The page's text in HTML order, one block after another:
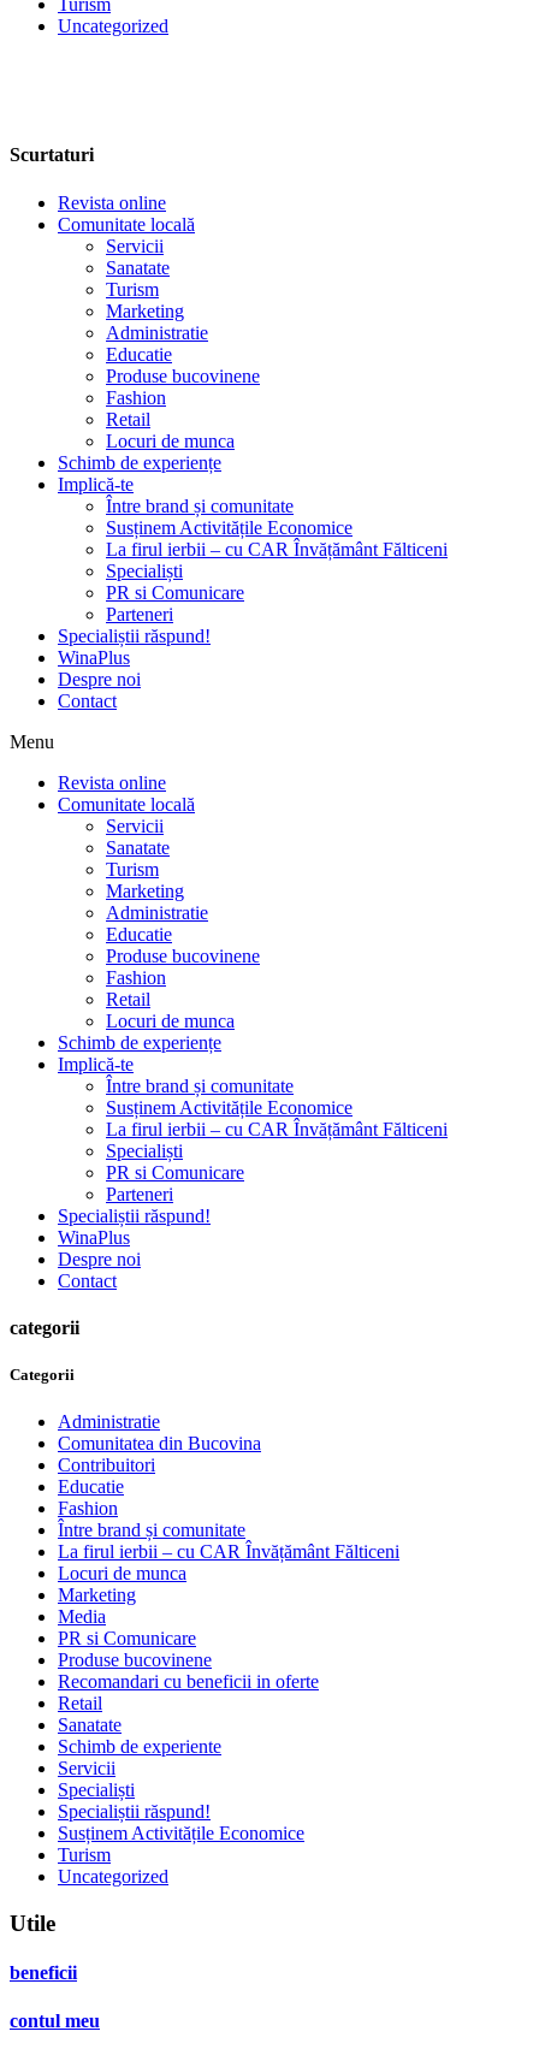
Turism
Uncategorized
Scurtaturi
Revista online
Comunitate locală
Servicii
Sanatate
Turism
Marketing
Administratie
Educatie
Produse bucovinene
Fashion
Retail
Locuri de munca
Schimb de experiențe
Implică-te
Între brand și comunitate
Susținem Activitățile Economice
La firul ierbii – cu CAR Învățământ Fălticeni
Specialiști
PR si Comunicare
Parteneri
Specialiștii răspund!
WinaPlus
Despre noi
Contact
Menu
Revista online
Comunitate locală
Servicii
Sanatate
Turism
Marketing
Administratie
Educatie
Produse bucovinene
Fashion
Retail
Locuri de munca
Schimb de experiențe
Implică-te
Între brand și comunitate
Susținem Activitățile Economice
La firul ierbii – cu CAR Învățământ Fălticeni
Specialiști
PR si Comunicare
Parteneri
Specialiștii răspund!
WinaPlus
Despre noi
Contact
categorii
Categorii
Administratie
Comunitatea din Bucovina
Contribuitori
Educatie
Fashion
Între brand și comunitate
La firul ierbii – cu CAR Învățământ Fălticeni
Locuri de munca
Marketing
Media
PR si Comunicare
Produse bucovinene
Recomandari cu beneficii in oferte
Retail
Sanatate
Schimb de experiente
Servicii
Specialiști
Specialiștii răspund!
Susținem Activitățile Economice
Turism
Uncategorized
Utile
beneficii
contul meu